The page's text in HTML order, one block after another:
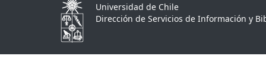
Universidad de Chile
Dirección de Servicios de Información y